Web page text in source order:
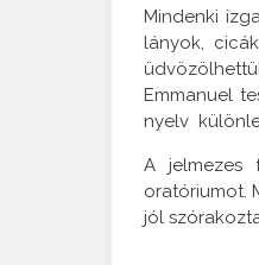
Mindenki
lányok,
Emmanuel
nyelv
A jelmezes
oratóriumot.
jól